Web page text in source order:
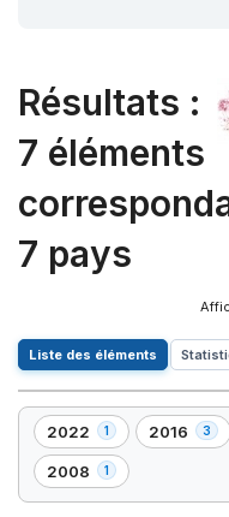
Résultats :
7 éléments
7 pays
Liste des éléments
2022 1
,
1
élément(s)
2016 3
,
2008 1
,
1